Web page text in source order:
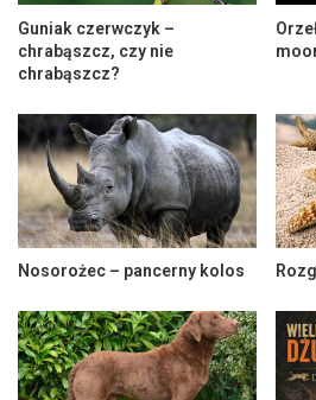
Guniak czerwczyk –
chrabąszcz, czy nie
chrabąszcz?
Nosorożec – pancerny kolos